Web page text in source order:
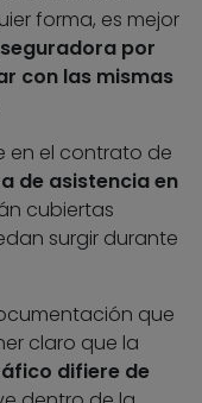
forma, es mejor
por
con las mismas
en el contrato de
de asistencia en
cubiertas
surgir durante
que
claro que la
difiere de